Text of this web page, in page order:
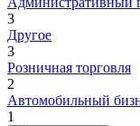
3
Другое
3
Розничная торговля
2
Автомобильный
1